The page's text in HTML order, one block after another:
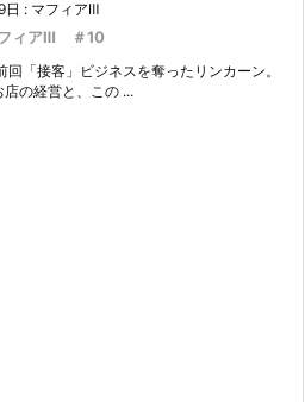
日 : マフィアⅢ
フィアⅢ ＃10
回「接客」ビジネスを奪ったリンカーン。
の経営と、この ...